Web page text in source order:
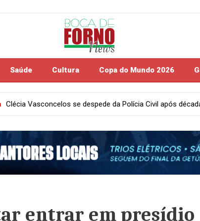
Saúde Cultura Copa do Mundo 2026
Civil após décadas de serviços e faz reflexão sobre
entrar em presídio